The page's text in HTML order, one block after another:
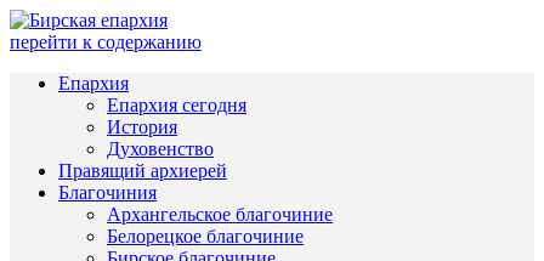
перейти к содержанию
Епархия
Епархия сегодня
История
Духовенство
Правящий архиерей
Благочиния
Архангельское благочиние
Белорецкое благочиние